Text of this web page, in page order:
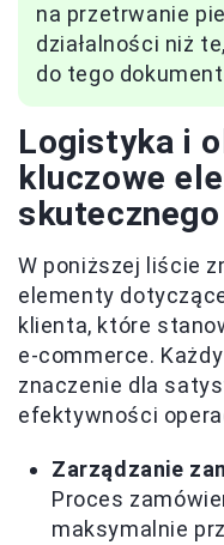
na przetrwanie
działalności niż
do tego
Logistyka i
kluczowe
W poniższej liście
elementy
klienta, które
e-commerce.
znaczenie dla
efektywności
Zarządzanie
Proces
maksymalnie